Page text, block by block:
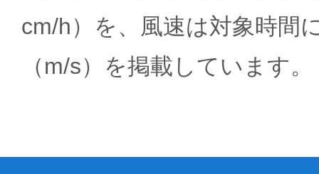
cm/h）を、風速は対象時間
（m/s）を掲載しています。